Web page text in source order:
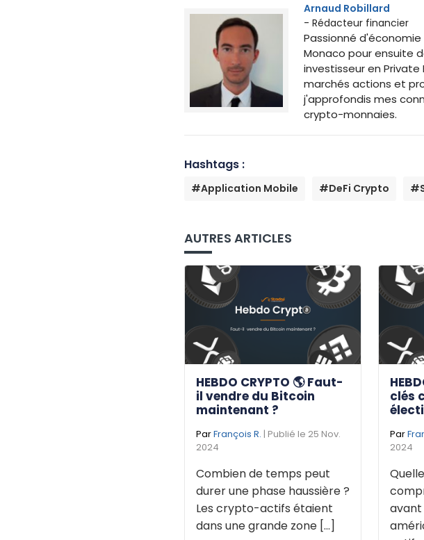
Arnaud Robillard
- Rédacteur financier
Passionné
Monaco pour ensuite
investisseur en
marchés actions et
j'approfondis mes
crypto-monnaies.
Hashtags :
#Application Mobile #DeFi Crypto
AUTRES ARTICLES
HEBDO CRYPTO 🌎 Faut-
il vendre du Bitcoin
maintenant ?
ParFrançois R. | Publié le 25 Nov.
2024
Combien de temps peut
durer une phase haussière ?
Les crypto-actifs étaient
dans une grande zone [...]
clés
Par
2024
avant